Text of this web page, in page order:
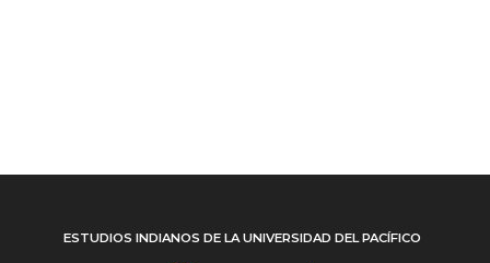
ESTUDIOS INDIANOS DE LA UNIVERSIDAD DEL PACÍFICO